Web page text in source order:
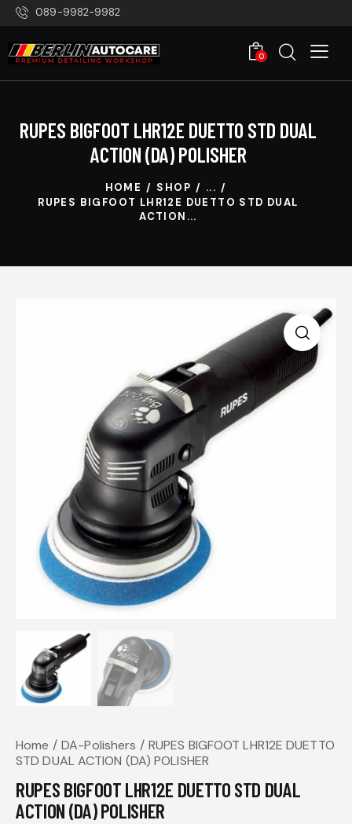
089-9982-9982
0
RUPES BIGFOOT LHR12E DUETTO STD DUAL
ACTION (DA) POLISHER
HOME SHOP
...
RUPES BIGFOOT LHR12E DUETTO STD DUAL
ACTION...
Home DA-Polishers
RUPES BIGFOOT LHR12E DUETTO
STD DUAL ACTION (DA) POLISHER
RUPES BIGFOOT LHR12E DUETTO STD DUAL
ACTION (DA) POLISHER